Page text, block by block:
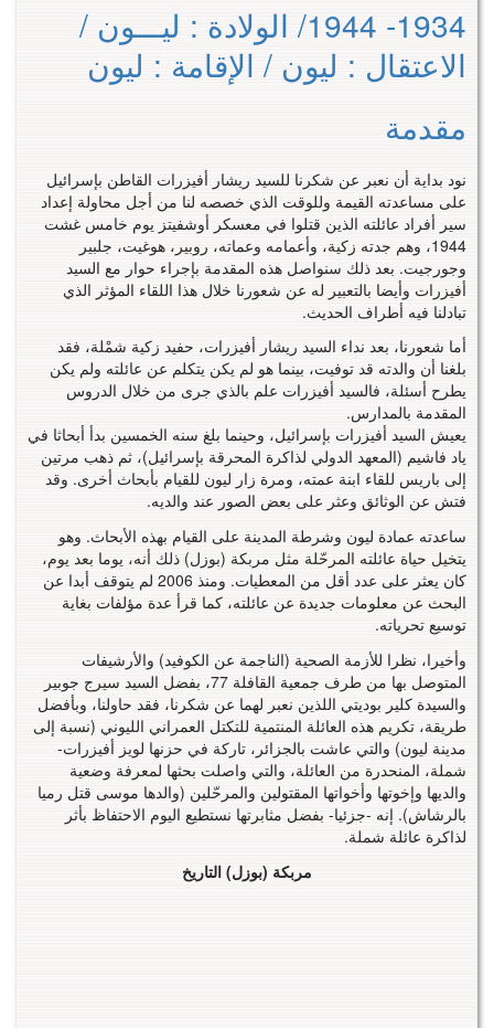
1934- 1944/ الولادة : ليـــون /
الاعتقال : ليون / الإقامة : ليون
مقدمة
نود بداية أن نعبر عن شكرنا للسيد ريشار أفيزرات القاطن بإسرائيل
على مساعدته القيمة وللوقت الذي خصصه لنا من أجل محاولة إعداد
سير أفراد عائلته الذين قتلوا في معسكر أوشفيتز يوم خامس غشت
1944، وهم جدته زكية، وأعمامه وعماته، روبير، هوغيت، جلبير
وجورجيت. بعد ذلك سنواصل هذه المقدمة بإجراء حوار مع السيد
أفيزرات وأيضا بالتعبير له عن شعورنا خلال هذا اللقاء المؤثر الذي
تبادلنا فيه أطراف الحديث.
أما شعورنا، بعد نداء السيد ريشار أفيزرات، حفيد زكية شمْلة، فقد
بلغنا أن والدته قد توفيت، بينما هو لم يكن يتكلم عن عائلته ولم يكن
يطرح أسئلة، فالسيد أفيزرات علم بالذي جرى من خلال الدروس
المقدمة بالمدارس.
يعيش السيد أفيزرات بإسرائيل، وحينما بلغ سنه الخمسين بدأ أبحاثا في
ياد فاشيم (المعهد الدولي لذاكرة المحرقة بإسرائيل)، ثم ذهب مرتين
إلى باريس للقاء ابنة عمته، ومرة زار ليون للقيام بأبحاث أخرى. وقد
فتش عن الوثائق وعثر على بعض الصور عند والديه.
ساعدته عمادة ليون وشرطة المدينة على القيام بهذه الأبحاث. وهو
يتخيل حياة عائلته المرحّلة مثل مربكة (بوزل) ذلك أنه، يوما بعد يوم،
كان يعثر على عدد أقل من المعطيات. ومنذ 2006 لم يتوقف أبدا عن
البحث عن معلومات جديدة عن عائلته، كما قرأ عدة مؤلفات بغاية
توسيع تحرياته.
وأخيرا، نظرا للأزمة الصحية (الناجمة عن الكوفيد) والأرشيفات
المتوصل بها من طرف جمعية القافلة 77، بفضل السيد سيرج جوبير
والسيدة كلير بوديتي اللذين نعبر لهما عن شكرنا، فقد حاولنا، وبأفضل
طريقة، تكريم هذه العائلة المنتمية للتكتل العمراني الليوني (نسبة إلى
مدينة ليون) والتي عاشت بالجزائر، تاركة في حزنها لويز أفيزرات-
شملة، المنحدرة من العائلة، والتي واصلت بحثها لمعرفة وضعية
والديها وإخوتها وأخواتها المقتولين والمرحّلين (والدها موسى قتل رميا
بالرشاش). إنه -جزئيا- بفضل مثابرتها نستطيع اليوم الاحتفاظ بأثر
لذاكرة عائلة شملة.
مربكة (بوزل) التاريخ